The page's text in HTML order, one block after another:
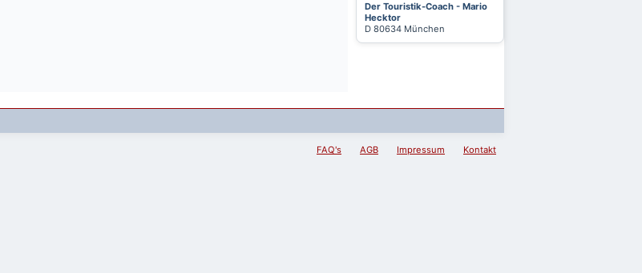
Der Touristik-Coach - Mario
Hecktor
D 80634 München
FAQ's AGB Impressum Kontakt